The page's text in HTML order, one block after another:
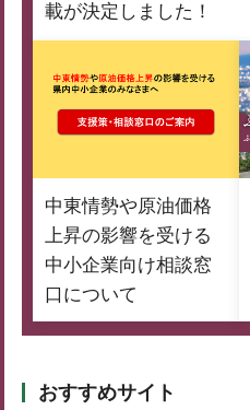
載が決定しました！
中東情勢や原油価格
上昇の影響を受ける
中小企業向け相談窓
口について
おすすめサイト